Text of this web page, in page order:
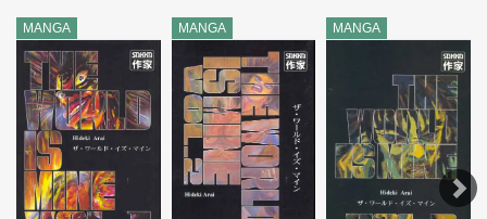
MANGA MANGA MANGA